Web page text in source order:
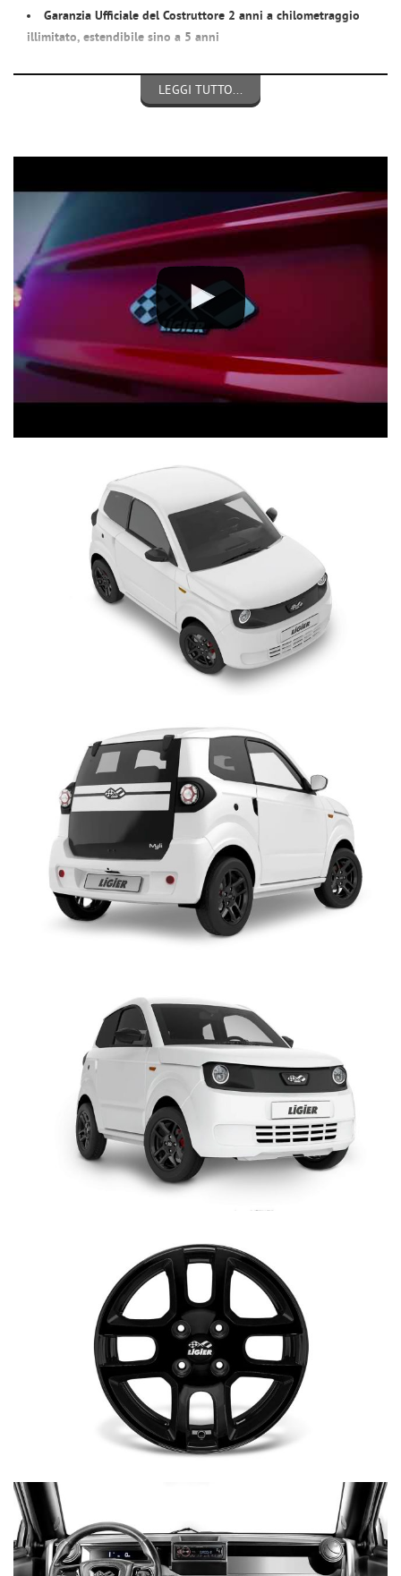
Garanzia Ufficiale del Costruttore 2 anni a chilometraggio
illimitato, estendibile sino a 5 anni
Si guida dai 14 anni e si può trasportare un passeggero dai 16
anni... è sufficiente avere il patentino del ciclomotore oppure la
CONFORME ALLE NUOVE NORMATIVE EUROPEE
PIU' ROBUSTA >peso complessivo aumentato+20%: fino a
425kg
PIU' SCATTANTE >potenza massima aumentata
6kw anzichè 4kw
PIU' CONFORTEVOLE >
rumorosità motore
sonoro rilevato in decibel), sia da fermo che in marcia
MENO INQUINANTE > emissioni allo scarico ridotte e rispetto
della nuovanormativa antinquinamento Euro5+
LEGGI TUTTO...